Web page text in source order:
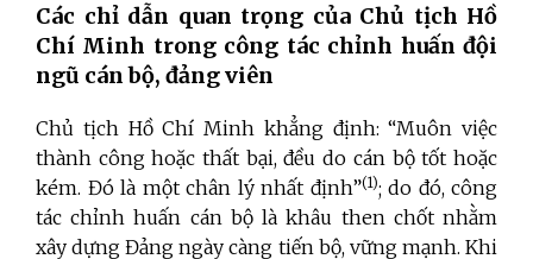
Các chỉ dẫn quan trọng của Chủ tịch Hồ
Chí Minh trong công tác chỉnh huấn đội
ngũ cán bộ, đảng viên
Chủ tịch Hồ Chí Minh khẳng định: “Muôn việc
thành công hoặc thất bại, đều do cán bộ tốt hoặc
kém. Đó là một chân lý nhất định”(1); do đó, công
tác chỉnh huấn cán bộ là khâu then chốt nhằm
xây dựng Đảng ngày càng tiến bộ, vững mạnh. Khi